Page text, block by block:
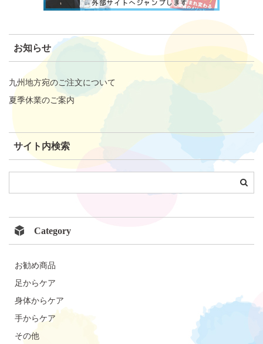
お知らせ
九州地方宛のご注文について
夏季休業のご案内
サイト内検索
Category
お勧め商品
足からケア
身体からケア
手からケア
その他